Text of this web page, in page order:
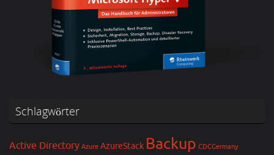
Schlagwörter
Active Directory Azure AzureStack Backup CDCGermany